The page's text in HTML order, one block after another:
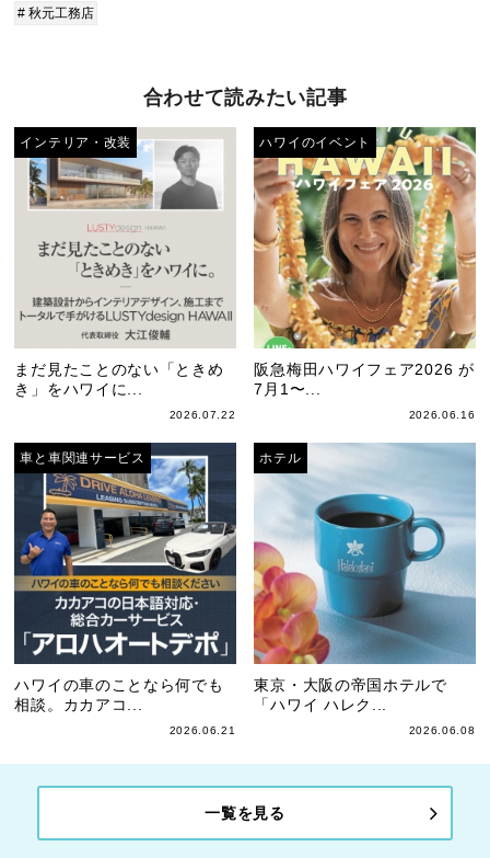
# 秋元工務店
合わせて読みたい記事
インテリア・改装
まだ見たことのない「ときめ
き」をハワイに...
2026.07.22
ハワイのイベント
阪急梅田ハワイフェア2026 が
7月1〜...
2026.06.16
車と車関連サービス
ハワイの車のことなら何でも
相談。カカアコ...
2026.06.21
ホテル
東京・大阪の帝国ホテルで
「ハワイ ハレク...
2026.06.08
一覧を見る